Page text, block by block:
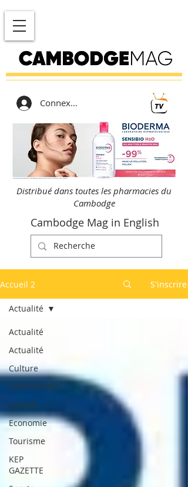
Connexion
Distribué dans toutes les pharmacies du
Cambodge
Cambodge Mag in English
Accueil 2 S'inscrire
Actualité
Actualité
Culture
Gastronomie
Société
Economie
Tourisme
KEP
GAZETTE
Actualité